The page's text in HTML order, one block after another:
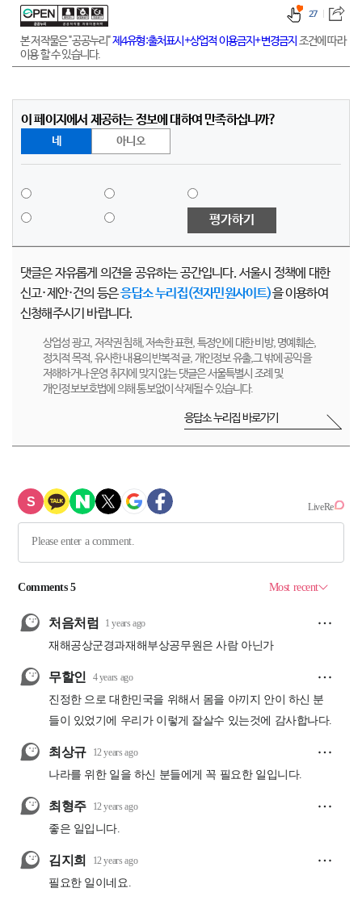
본 저작물은 "공공누리"제4유형:출처표시+상업적 이용금지+변경금지 조건에 따라
이용 할 수 있습니다.
27
이 페이지에서 제공하는 정보에 대하여 만족하십니까?
네 아니오
평가하기
댓글은 자유롭게 의견을 공유하는 공간입니다. 서울시 정책에 대한
신고·제안·건의 등은응답소 누리집(전자민원사이트)을 이용하여
신청해주시기 바랍니다.
상업성 광고, 저작권 침해, 저속한 표현, 특정인에 대한 비방, 명예훼손,
정치적 목적, 유사한 내용의 반복적 글, 개인정보 유출,그 밖에 공익을
저해하거나 운영 취지에 맞지 않는 댓글은 서울특별시 조례 및
개인정보보호법에 의해 통보없이 삭제될 수 있습니다.
응답소 누리집 바로가기